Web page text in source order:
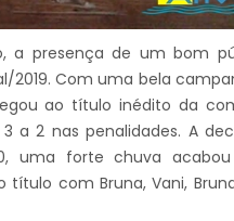
presença de um bom
2019. Com uma bela
ao título inédito da
a 2 nas penalidades. A
forte chuva acabou
com Bruna, Vani,